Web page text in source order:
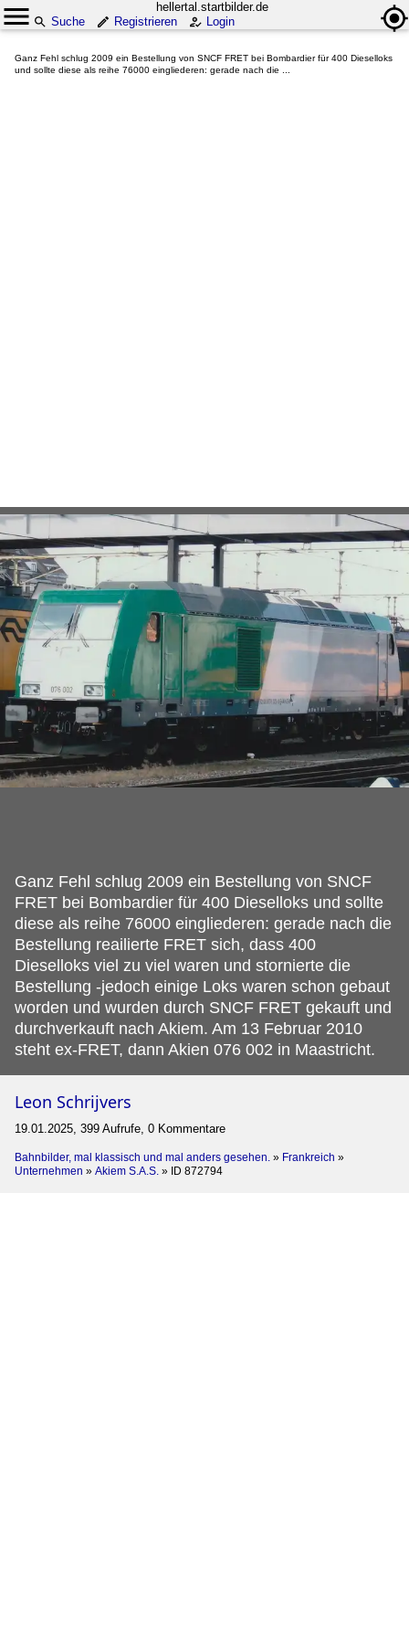
hellertal.startbilder.de
Suche
Registrieren Login
Ganz Fehl schlug 2009 ein Bestellung von SNCF FRET bei Bombardier für 400 Dieselloks
und sollte diese als reihe 76000 eingliederen: gerade nach die ...
Ganz Fehl schlug 2009 ein Bestellung von SNCF
FRET bei Bombardier für 400 Dieselloks und sollte
diese als reihe 76000 eingliederen: gerade nach die
Bestellung reailierte FRET sich, dass 400
Dieselloks viel zu viel waren und stornierte die
Bestellung -jedoch einige Loks waren schon gebaut
worden und wurden durch SNCF FRET gekauft und
durchverkauft nach Akiem. Am 13 Februar 2010
steht ex-FRET, dann Akien 076 002 in Maastricht.
Leon Schrijvers
19.01.2025, 399 Aufrufe, 0 Kommentare
Bahnbilder, mal klassisch und mal anders gesehen. » Frankreich »
Unternehmen » Akiem S.A.S. » ID 872794